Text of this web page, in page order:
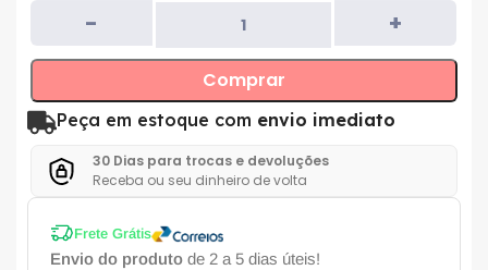
Comprar
Peça em estoque com envio imediato
30 Dias para trocas e devoluções
Receba ou seu dinheiro de volta
Frete Grátis
Envio do produto de 2 a 5 dias úteis!